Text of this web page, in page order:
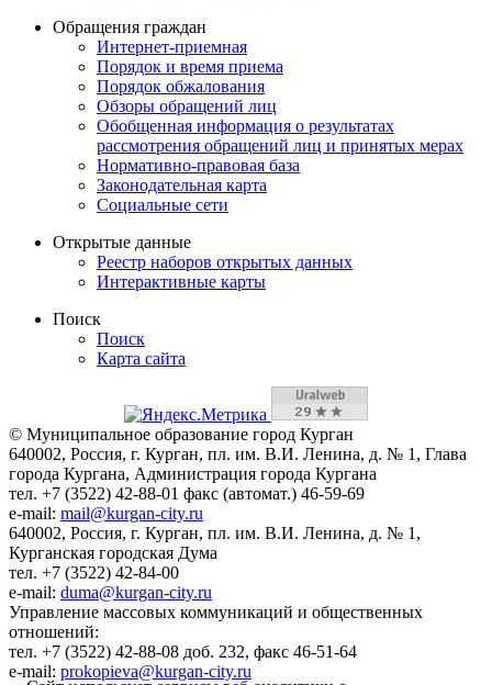
Обращения граждан
Интернет-приемная
Порядок и время приема
Порядок обжалования
Обзоры обращений лиц
Обобщенная информация о результатах
рассмотрения обращений лиц и принятых мерах
Нормативно-правовая база
Законодательная карта
Социальные сети
Открытые данные
Реестр наборов открытых данных
Интерактивные карты
Поиск
Поиск
Карта сайта
© Муниципальное образование город Курган
640002, Россия, г. Курган, пл. им. В.И. Ленина, д. № 1, Глава
города Кургана, Администрация города Кургана
тел. +7 (3522) 42-88-01 факс (автомат.) 46-59-69
e-mail: mail@kurgan-city.ru
640002, Россия, г. Курган, пл. им. В.И. Ленина, д. № 1,
Курганская городская Дума
тел. +7 (3522) 42-84-00
e-mail: duma@kurgan-city.ru
Управление массовых коммуникаций и общественных
отношений:
тел. +7 (3522) 42-88-08 доб. 232, факс 46-51-64
e-mail: prokopieva@kurgan-city.ru